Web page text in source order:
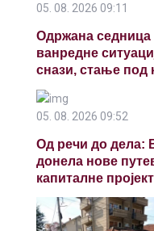
05. 08. 2026 09:11
Одржана седница
ванредне
снази, стање под
05. 08. 2026 09:52
Од речи до дела:
донела нове
капиталне